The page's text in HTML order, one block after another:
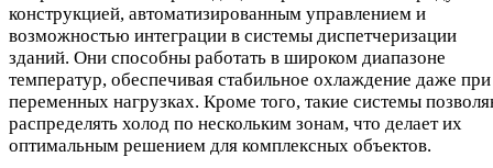
конструкцией, автоматизированным управлением и
возможностью интеграции в системы диспетчеризации
зданий. Они способны работать в широком диапазоне
температур, обеспечивая стабильное охлаждение даже при
переменных нагрузках. Кроме того, такие системы
распределять холод по нескольким зонам, что делает их
оптимальным решением для комплексных объектов.